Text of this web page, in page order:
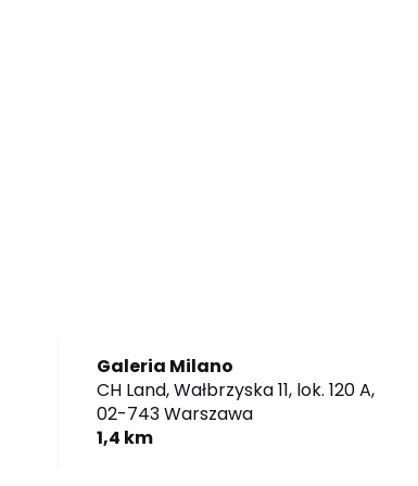
Galeria Milano
CH Land, Wałbrzyska 11, lok. 120 A,
02-743 Warszawa
1,4 km